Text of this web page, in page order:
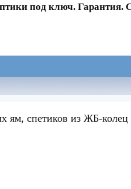
под ключ. Гарантия.
ям, спетиков из ЖБ-